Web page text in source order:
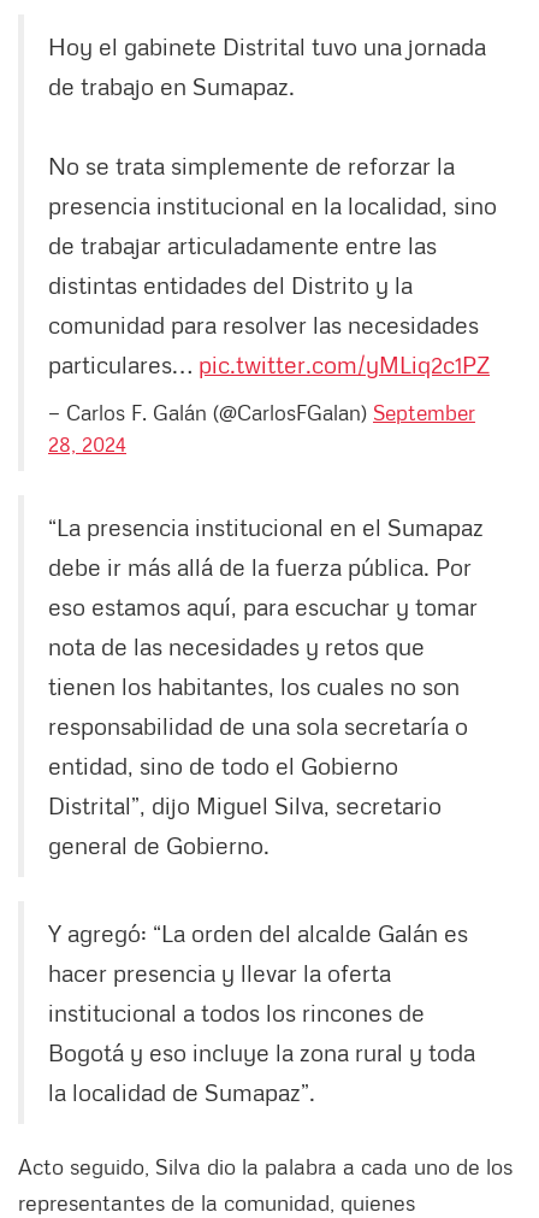
Hoy el gabinete Distrital tuvo una jornada
de trabajo en Sumapaz.
No se trata simplemente de reforzar la
presencia institucional en la localidad, sino
de trabajar articuladamente entre las
distintas entidades del Distrito y la
comunidad para resolver las necesidades
particulares… pic.twitter.com/yMLiq2c1PZ
— Carlos F. Galán (@CarlosFGalan) September
28, 2024
“La presencia institucional en el Sumapaz
debe ir más allá de la fuerza pública. Por
eso estamos aquí, para escuchar y tomar
nota de las necesidades y retos que
tienen los habitantes, los cuales no son
responsabilidad de una sola secretaría o
entidad, sino de todo el Gobierno
Distrital”, dijo Miguel Silva, secretario
general de Gobierno.
Y agregó: “La orden del alcalde Galán es
hacer presencia y llevar la oferta
institucional a todos los rincones de
Bogotá y eso incluye la zona rural y toda
la localidad de Sumapaz”.
Acto seguido, Silva dio la palabra a cada uno de los
representantes de la comunidad, quienes